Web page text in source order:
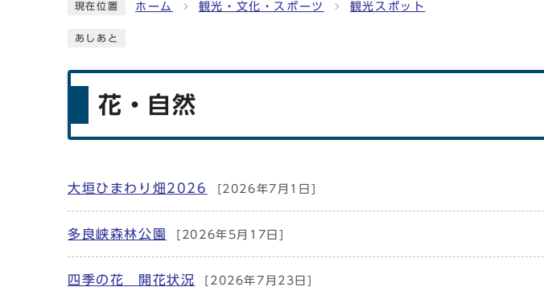
現在位置 ホーム 観光・文化・スポーツ 観光スポット
あしあと
花・自然
メインメニュー
大垣ひまわり畑2026 [2026年7月1日]
多良峡森林公園 [2026年5月17日]
四季の花 開花状況 [2026年7月23日]